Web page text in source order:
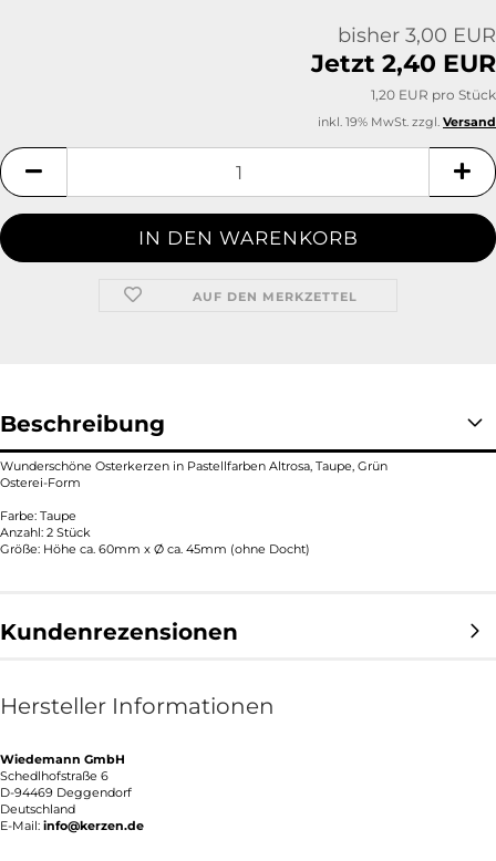
bisher 3,00 EUR
Jetzt 2,40 EUR
1,20 EUR pro Stück
inkl. 19% MwSt. zzgl. Versand
AUF DEN MERKZETTEL
Beschreibung
Wunderschöne Osterkerzen in Pastellfarben Altrosa, Taupe, Grün
Osterei-Form
Farbe: Taupe
Anzahl: 2 Stück
Größe: Höhe ca. 60mm x Ø ca. 45mm (ohne Docht)
Kundenrezensionen
Hersteller Informationen
Wiedemann GmbH
Schedlhofstraße 6
D-94469 Deggendorf
Deutschland
E-Mail: info@kerzen.de